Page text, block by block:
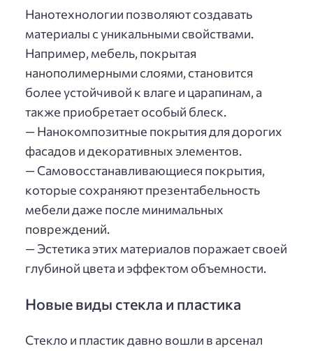
Нанотехнологии позволяют создавать
материалы с уникальными свойствами.
Например, мебель, покрытая
нанополимерными слоями, становится
более устойчивой к влаге и царапинам, а
также приобретает особый блеск.
— Нанокомпозитные покрытия для дорогих
фасадов и декоративных элементов.
— Самовосстанавливающиеся покрытия,
которые сохраняют презентабельность
мебели даже после минимальных
повреждений.
— Эстетика этих материалов поражает своей
глубиной цвета и эффектом объемности.
Новые виды стекла и пластика
Стекло и пластик давно вошли в арсенал